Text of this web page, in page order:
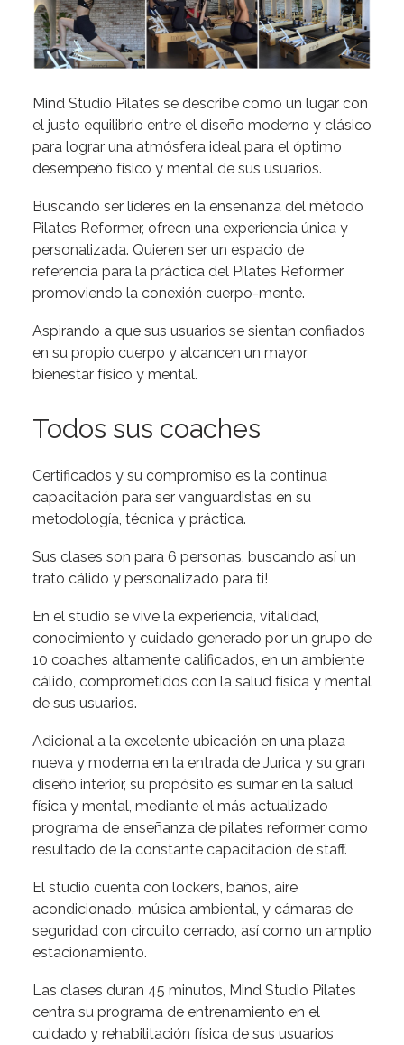
Mind Studio Pilates se describe como un lugar con
el justo equilibrio entre el diseño moderno y clásico
para lograr una atmósfera ideal para el óptimo
desempeño físico y mental de sus usuarios.
Buscando ser líderes en la enseñanza del método
Pilates Reformer, ofrecn una experiencia única y
personalizada. Quieren ser un espacio de
referencia para la práctica del Pilates Reformer
promoviendo la conexión cuerpo-mente.
Aspirando a que sus usuarios se sientan confiados
en su propio cuerpo y alcancen un mayor
bienestar físico y mental.
Todos sus coaches
Certificados y su compromiso es la continua
capacitación para ser vanguardistas en su
metodología, técnica y práctica.
Sus clases son para 6 personas, buscando así un
trato cálido y personalizado para ti!
En el studio se vive la experiencia, vitalidad,
conocimiento y cuidado generado por un grupo de
10 coaches altamente calificados, en un ambiente
cálido, comprometidos con la salud física y mental
de sus usuarios.
Adicional a la excelente ubicación en una plaza
nueva y moderna en la entrada de Jurica y su gran
diseño interior, su propósito es sumar en la salud
física y mental, mediante el más actualizado
programa de enseñanza de pilates reformer como
resultado de la constante capacitación de staff.
El studio cuenta con lockers, baños, aire
acondicionado, música ambiental, y cámaras de
seguridad con circuito cerrado, así como un amplio
estacionamiento.
Las clases duran 45 minutos, Mind Studio Pilates
centra su programa de entrenamiento en el
cuidado y rehabilitación física de sus usuarios